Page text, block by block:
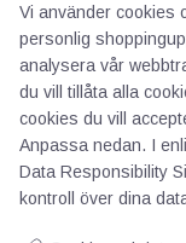
AOTI
Om oss
Priser
Kontakt
GDPR
Vi använder cookies
personlig
analysera vår
du vill tillåta alla
cookies du vill
Anpassa nedan. I
Data Responsibility
kontroll över dina